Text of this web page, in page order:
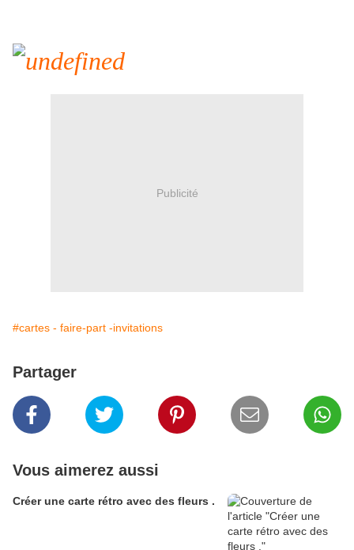
Publicité
#cartes - faire-part -invitations
Partager
Vous aimerez aussi
Créer une carte rétro avec des fleurs .